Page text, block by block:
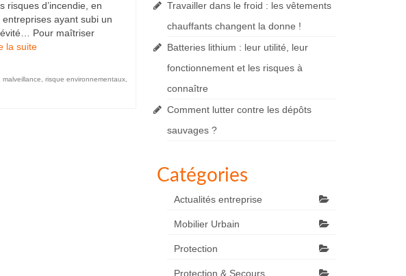
risques d’incendie, en
ayant subi un
Pour maîtriser
la suite­­
malveillance risque environnementaux,
Travailler dans le froid : les vêtements
chauffants changent la donne !
Batteries lithium : leur utilité, leur
fonctionnement et les risques à
connaître
Comment lutter contre les dépôts
sauvages ?
Catégories
Actualités entreprise
Mobilier Urbain
Protection
Protection & Secours